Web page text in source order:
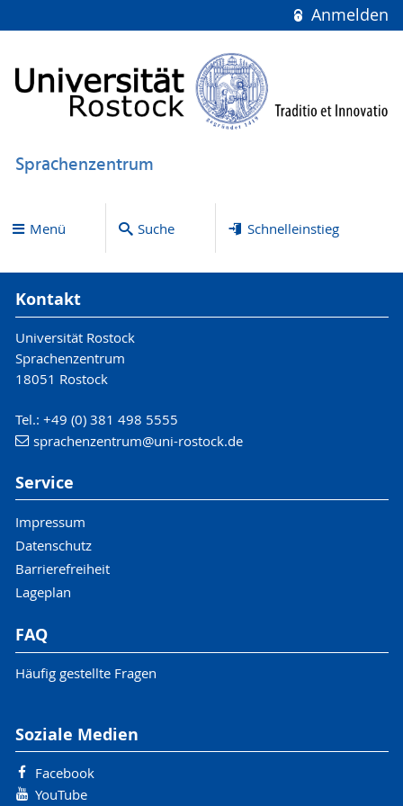
Anmelden
Sprachenzentrum
Menü Suche Schnelleinstieg
Kontakt
Universität Rostock
Sprachenzentrum
18051 Rostock
Tel.: +49 (0) 381 498 5555
sprachenzentrum@uni-rostock.de
Service
Impressum
Datenschutz
Barrierefreiheit
Lageplan
FAQ
Häufig gestellte Fragen
Soziale Medien
Facebook
YouTube